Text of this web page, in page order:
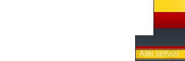
Altri servizi